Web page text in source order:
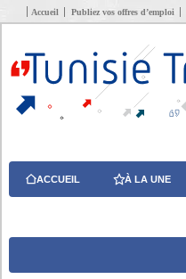
Accueil Publiez vos offres d’emploi
ACCUEIL À LA UNE